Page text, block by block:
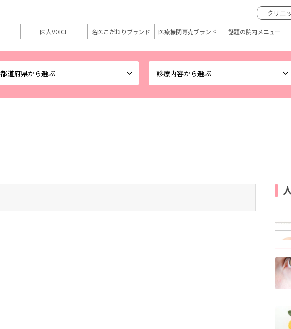
都道府県から選ぶ 診療内容から選ぶ
クリニ
医人VOICE 名医こだわりブランド 医療機関専売ブランド 話題の院内メニュー